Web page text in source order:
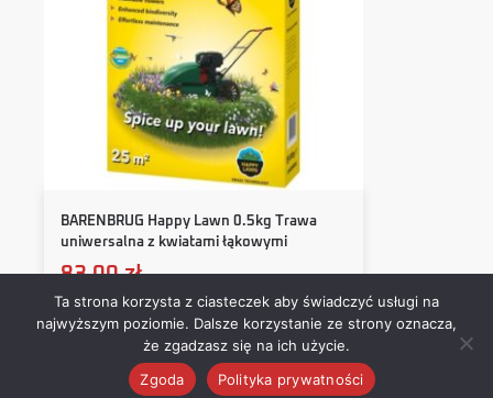
BARENBRUG Happy Lawn 0.5kg Trawa
uniwersalna z kwiatami łąkowymi
83,00zł
Dodaj do koszyka
Ta strona korzysta z ciasteczek aby świadczyć usługi na
najwyższym poziomie. Dalsze korzystanie ze strony oznacza,
że zgadzasz się na ich użycie.
Zgoda
Polityka prywatności